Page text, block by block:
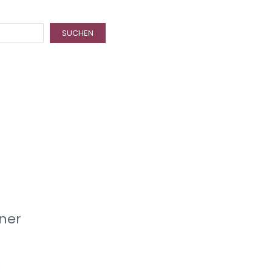
SUCHEN